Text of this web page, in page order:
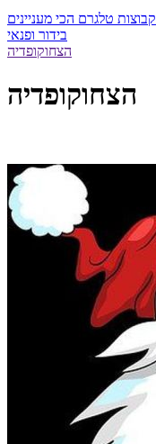
קבוצות טלגרם הכי מעניינים
בידור ופנאי
הצחוקופדיה
הצחוקופדיה